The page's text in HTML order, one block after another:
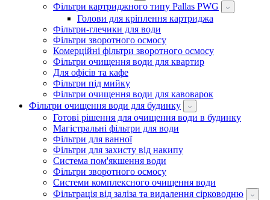
Фільтри картриджного типу Pallas PWG
Голови для кріплення картриджа
Фільтри-глечики для води
Фільтри зворотного осмосу
Комерційні фільтри зворотного осмосу
Фільтри очищення води для квартир
Для офісів та кафе
Фільтри під мийку
Фільтри очищення води для кавоварок
Фільтри очищення води для будинку
Готові рішення для очищення води в будинку
Магістральні фільтри для води
Фільтри для ванної
Фільтри для захисту від накипу
Система пом'якшення води
Фільтри зворотного осмосу
Системи комплексного очищення води
Фільтрація від заліза та видалення сірководню